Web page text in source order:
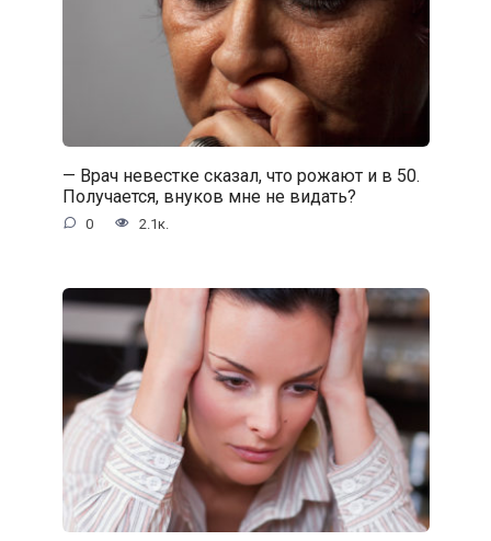
— Врач невестке сказал, что рожают и в 50.
Получается, внуков мне не видать?
0 2.1к.